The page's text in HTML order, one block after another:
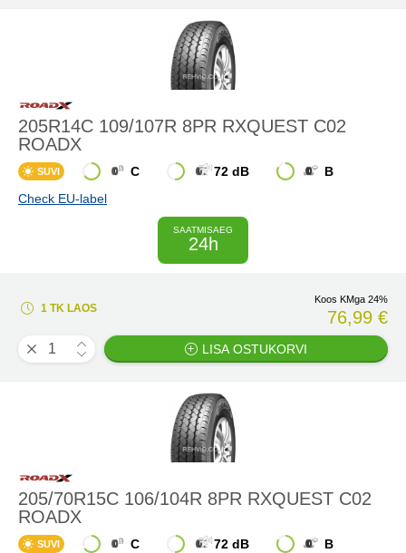
205R14C 109/107R 8PR RXQUEST C02
ROADX
SUVI C 72 dB
B
Check EU-label
SAATMISAEG
24h
1 TK LAOS
Koos KMga 24%
76,99 €
LISA OSTUKORVI
205/70R15C 106/104R 8PR RXQUEST C02
ROADX
SUVI C 72 dB
B